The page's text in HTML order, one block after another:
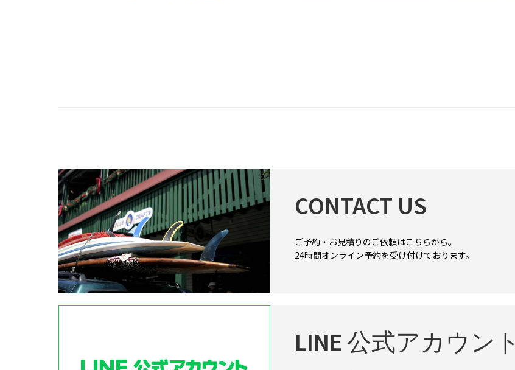
CONTACT US
ご予約・お見積りのご依頼はこちらから。
24時間オンライン予約を受け付けております。
LINE 公式アカウント